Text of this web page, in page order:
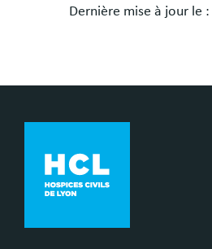
Dernière mise à jour le :